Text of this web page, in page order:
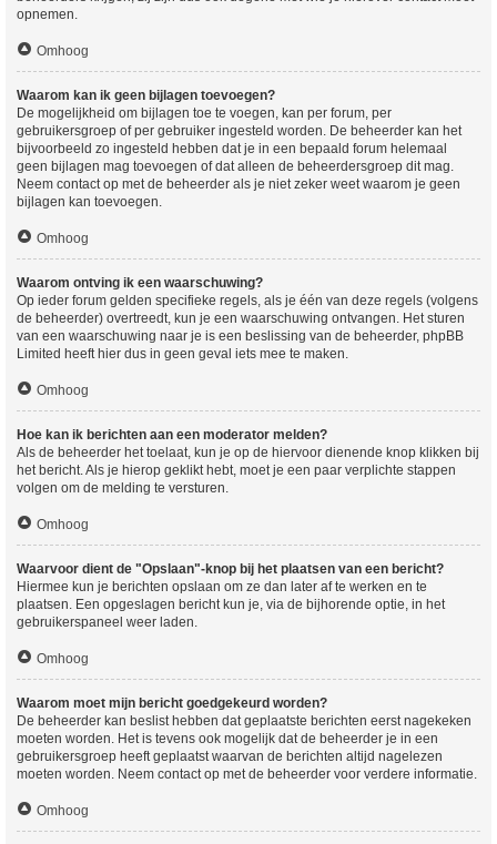
opnemen.
Omhoog
Waarom kan ik geen bijlagen toevoegen?
De mogelijkheid om bijlagen toe te voegen, kan per forum, per
gebruikersgroep of per gebruiker ingesteld worden. De beheerder kan het
bijvoorbeeld zo ingesteld hebben dat je in een bepaald forum helemaal
geen bijlagen mag toevoegen of dat alleen de beheerdersgroep dit mag.
Neem contact op met de beheerder als je niet zeker weet waarom je geen
bijlagen kan toevoegen.
Omhoog
Waarom ontving ik een waarschuwing?
Op ieder forum gelden specifieke regels, als je één van deze regels (volgens
de beheerder) overtreedt, kun je een waarschuwing ontvangen. Het sturen
van een waarschuwing naar je is een beslissing van de beheerder, phpBB
Limited heeft hier dus in geen geval iets mee te maken.
Omhoog
Hoe kan ik berichten aan een moderator melden?
Als de beheerder het toelaat, kun je op de hiervoor dienende knop klikken bij
het bericht. Als je hierop geklikt hebt, moet je een paar verplichte stappen
volgen om de melding te versturen.
Omhoog
Waarvoor dient de "Opslaan"-knop bij het plaatsen van een bericht?
Hiermee kun je berichten opslaan om ze dan later af te werken en te
plaatsen. Een opgeslagen bericht kun je, via de bijhorende optie, in het
gebruikerspaneel weer laden.
Omhoog
Waarom moet mijn bericht goedgekeurd worden?
De beheerder kan beslist hebben dat geplaatste berichten eerst nagekeken
moeten worden. Het is tevens ook mogelijk dat de beheerder je in een
gebruikersgroep heeft geplaatst waarvan de berichten altijd nagelezen
moeten worden. Neem contact op met de beheerder voor verdere informatie.
Omhoog